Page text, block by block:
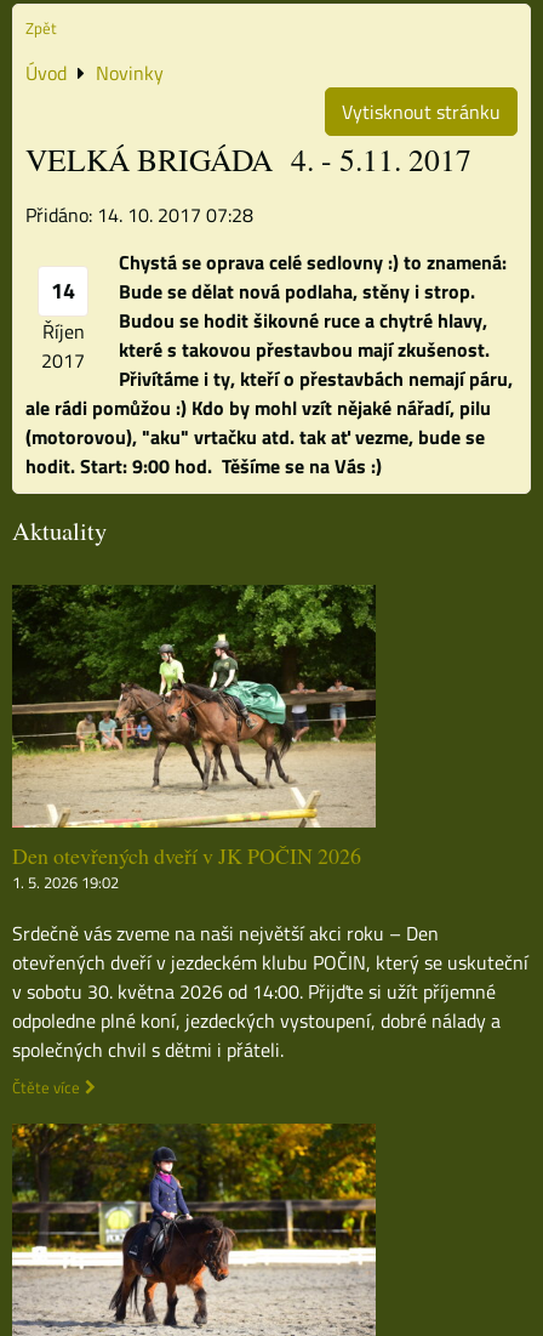
Zpět
Úvod
Novinky
Vytisknout stránku
VELKÁ BRIGÁDA 4. - 5.11. 2017
Přidáno: 14. 10. 2017 07:28
14
Říjen
2017
Chystá se oprava celé sedlovny :)to znamená:
Bude se dělat nová podlaha, stěny i strop.
Budou se hodit šikovné ruce a chytré hlavy,
které s takovou přestavbou mají zkušenost.
Přivítáme i ty, kteří o přestavbách nemají páru,
ale rádi pomůžou :) Kdo by mohl vzít nějaké nářadí, pilu
(motorovou), "aku" vrtačku atd. tak ať vezme, bude se
hodit. Start: 9:00 hod. Těšíme se na Vás :)
Aktuality
Den otevřených dveří v JK POČIN 2026
1. 5. 2026 19:02
Srdečně vás zveme na naši největší akci roku – Den
otevřených dveří v jezdeckém klubu POČIN, který se uskuteční
v sobotu 30. května 2026 od 14:00. Přijďte si užít příjemné
odpoledne plné koní, jezdeckých vystoupení, dobré nálady a
společných chvil s dětmi i přáteli.
Čtěte více